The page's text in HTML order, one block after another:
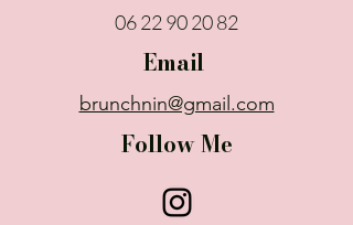
06 22 90 20 82
Email
brunchnin@gmail.com
Follow Me